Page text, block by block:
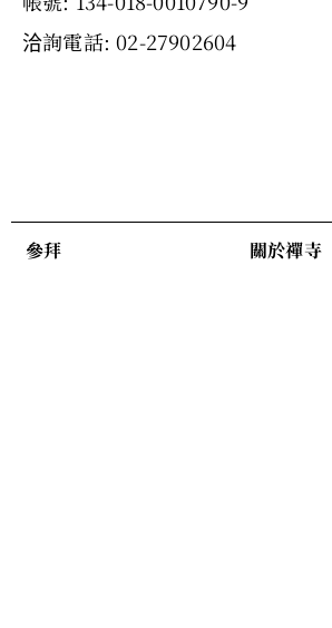
洽詢電話: 02-27902604
參拜 關於禪寺